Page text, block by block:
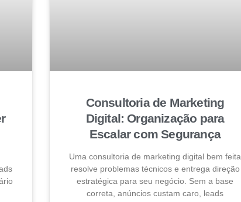
Consultoria de Marketing
Digital: Organização para
Escalar com Segurança
Uma consultoria de marketing digital bem feita
resolve problemas técnicos e entrega direção
estratégica para seu negócio. Sem a base
correta, anúncios custam caro, leads